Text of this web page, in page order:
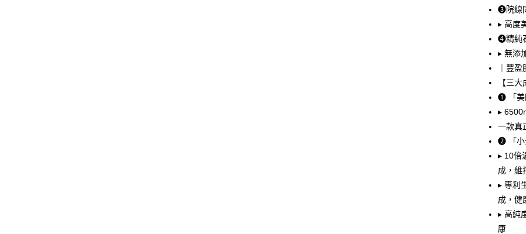
4.訂單成
消。如遇
無法說明
【繳款方
1.分期款
醒簡訊。
帳／街口
【注意事
用戶於交
款買賣價
2.基於同
資料（包
用，由本
3.完整用
便利好安
１．簡單
２．便利
３．安心
【「
１．於結
付」結帳
２．訂單
３．收到
／ATM／
※ 請注意
絡購買商
先享後付
※ 交易是
付客戶支
【注意事
１．透過
交易，需
求債權轉
貨到付款
運送方式
全家取貨
每筆
付款後全
每筆
每筆
付款後萊
每筆
7-11取貨
❸院線
▸ 高度
❹精純
▸ 無添
｜豐
【三
❶ 「美
▸
一款真
❷ 「小
▸ 10倍
成，維
▸ 專利
成，健
▸ 高純
康